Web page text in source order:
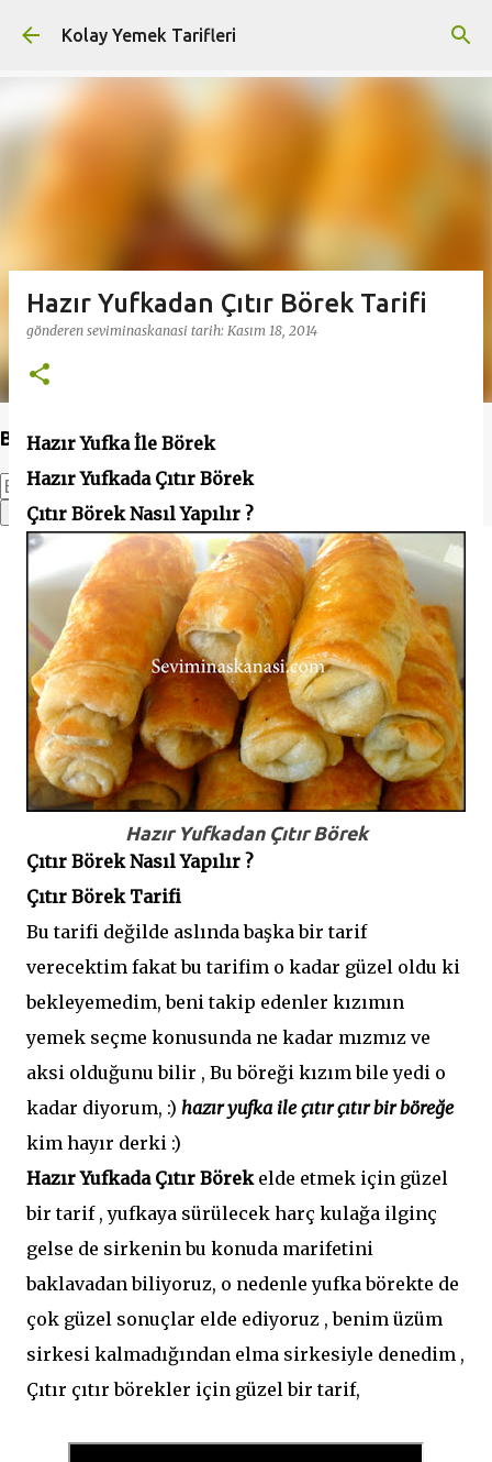
Ana içeriğe atla
Kolay Yemek Tarifleri
Bu Blogda Ara
Hazır Yufkadan Çıtır Börek Tarifi
gönderen seviminaskanasi tarih: Kasım 18, 2014
Hazır Yufka İle Börek
Hazır Yufkada Çıtır Börek
Çıtır Börek Nasıl Yapılır ?
Hazır Yufkadan Çıtır Börek
Çıtır Börek Nasıl Yapılır ?
Çıtır Börek Tarifi
Bu tarifi değilde aslında başka bir tarif
verecektim fakat bu tarifim o kadar güzel oldu ki
bekleyemedim, beni takip edenler kızımın
yemek seçme konusunda ne kadar mızmız ve
aksi olduğunu bilir , Bu böreği kızım bile yedi o
kadar diyorum, :) hazır yufka ile çıtır çıtır bir böreğe
kim hayır derki :)
Hazır Yufkada Çıtır Börekelde etmek için güzel
bir tarif , yufkaya sürülecek harç kulağa ilginç
gelse de sirkenin bu konuda marifetini
baklavadan biliyoruz, o nedenle yufka börekte de
çok güzel sonuçlar elde ediyoruz , benim üzüm
sirkesi kalmadığından elma sirkesiyle denedim ,
Çıtır çıtır börekler için güzel bir tarif,